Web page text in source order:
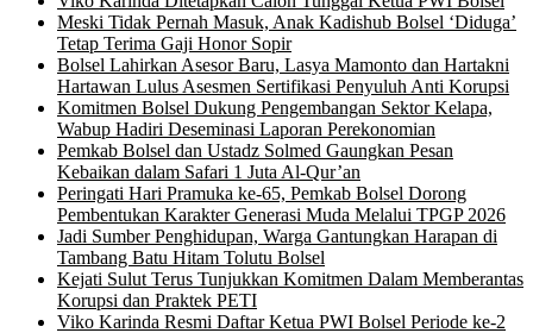
Meski Tidak Pernah Masuk, Anak Kadishub Bolsel ‘Diduga’
Tetap Terima Gaji Honor Sopir
Bolsel Lahirkan Asesor Baru, Lasya Mamonto dan Hartakni
Hartawan Lulus Asesmen Sertifikasi Penyuluh Anti Korupsi
Komitmen Bolsel Dukung Pengembangan Sektor Kelapa,
Wabup Hadiri Deseminasi Laporan Perekonomian
Pemkab Bolsel dan Ustadz Solmed Gaungkan Pesan
Kebaikan dalam Safari 1 Juta Al-Qur’an
Peringati Hari Pramuka ke-65, Pemkab Bolsel Dorong
Pembentukan Karakter Generasi Muda Melalui TPGP 2026
Jadi Sumber Penghidupan, Warga Gantungkan Harapan di
Tambang Batu Hitam Tolutu Bolsel
Kejati Sulut Terus Tunjukkan Komitmen Dalam Memberantas
Korupsi dan Praktek PETI
Viko Karinda Resmi Daftar Ketua PWI Bolsel Periode ke-2